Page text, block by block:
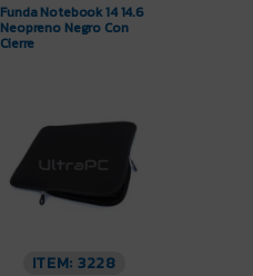
Funda Notebook 14 14.6
Neopreno Negro Con
Cierre
ITEM: 3228